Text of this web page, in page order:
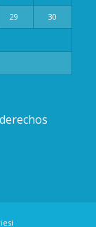
29 30